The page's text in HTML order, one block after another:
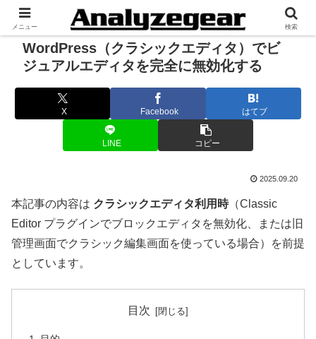
WordPress（クラシックエディタ）でビ
ジュアルエディタを完全に無効化する
X Facebook はてブ
LINE コピー
2025.09.20
本記事の内容は クラシックエディタ利用時（Classic
Editor プラグインでブロックエディタを無効化、または旧
管理画面でクラシック編集画面を使っている場合）を前提
としています。
目次
メニュー 検索